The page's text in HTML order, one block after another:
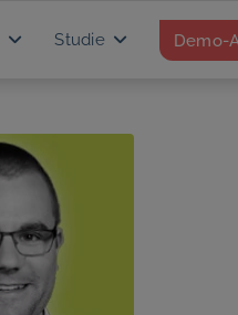
Studie Demo-